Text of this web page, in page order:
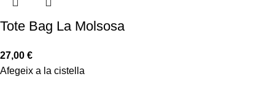
Tote Bag La Molsosa
27,00 €
Afegeix a la cistella